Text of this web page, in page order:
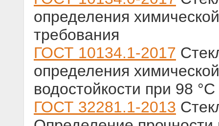
определения
требования
ГОСТ 10134.1-2017
определения
водостойкости при 98 °С
ГОСТ 32281.1-2013